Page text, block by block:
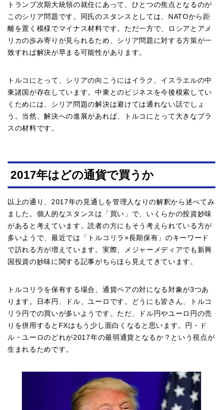
トランプ次期大統領の就任にあって、ひとつの焦点となるのが
このシリア問題です。同氏のスタンスとしては、NATOから距
離を置く模様でマイナス材料です。ただ一方で、ロシアとアメ
リカの歩み寄りが見られるため、シリア問題に対する方策が一
致すれば解決が早まる可能性があります。
トルコにとって、シリアの向こうにはイラク、イスラエルの中
東諸国が存在しています。中東とのビジネスを今後模索してい
くためには、シリア問題の解決は避けては通れない話でしょ
う。当然、解決への進展があれば、トルコにとって大きなプラ
スの材料です。
2017年はどの通貨で買うか
以上の通り、2017年の見通しを管理人なりの解釈から述べてみ
ました。個人的なスタンスは「買い」で、いくらかの投資妙味
があると考えています。読者の方にもそう考えられている方が
多いようで、最近では「トルコリラ×長期保有」のキーワード
で訪れる方が増えています。実際、メジャーメディアでも新興
国投資の妙味に関する記事がちらほら見えてきています。
トルコリラを保有する場合、通貨ペアの対になる対象が3つあ
ります。日本円、ドル、ユーロです。どうにも皆さん、トルコ
リラ円での買いが多いようです。ただ、ドル円やユーロ円の売
りを併用するとFXはもう少し面白くなると思います。円・ド
ル・ユーロのどれが2017年の最弱通貨となるか？という視点が
生まれるためです。